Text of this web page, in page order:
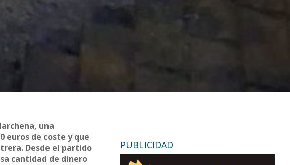
una
euros de coste y que
Desde el partido
cantidad de dinero
PUBLICIDAD